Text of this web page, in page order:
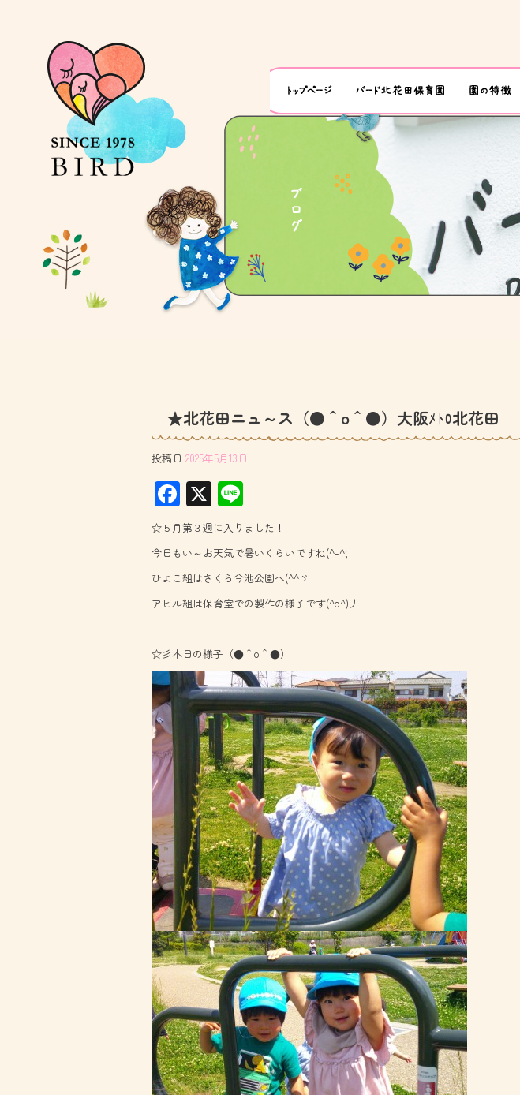
★北花田ニュ～ス（●＾o＾●）大阪ﾒﾄﾛ北花田
投稿日 2025年5月13日
F
ac
e
b
o
ok
X
ne
☆５月第３週に入りました！
今日もい～お天気で暑いくらいですね(^-^;
ひよこ組はさくら今池公園へ(^^ゞ
アヒル組は保育室での製作の様子です(^o^)丿
☆彡本日の様子（●＾o＾●）